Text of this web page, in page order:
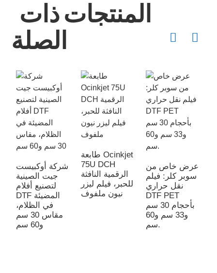
المنتجات ذات
الصلة
شركة أوكبيست
جيت الصينية
لتصنيع أفلام
DTF المضيئة
في الظلام،
مقاس 30 سم
و60 سم
طابعة Ocinkjet
75U DCH
الرقمية النافثة
للحبر، فيلم ليزر
نيون ملفوف
عرض خاص من
سوبر كلر: فيلم
نقل حراري
DTF PET
بأحجام 30 سم
و33 سم و60
سم.